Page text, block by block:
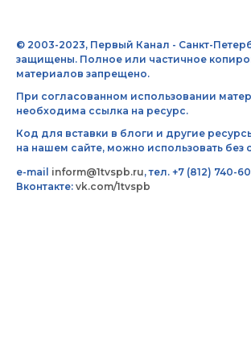
© 2003-2023, Первый Канал - Санкт-
защищены. Полное или частичное
материалов запрещено.
При согласованном использовании
необходима ссылка на ресурс.
Код для вставки в блоги и другие
на нашем сайте, можно использовать без
e-mail inform@1tvspb.ru, тел. +7 (812) 740-
Вконтакте: vk.com/1tvspb